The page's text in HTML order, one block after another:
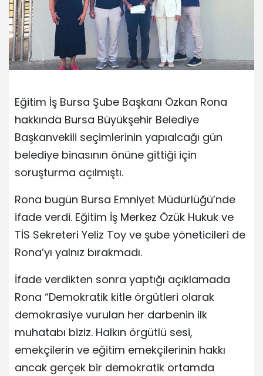
Eğitim İş Bursa Şube Başkanı Özkan Rona
hakkında Bursa Büyükşehir Belediye
Başkanvekili seçimlerinin yapıalcağı gün
belediye binasının önüne gittiği için
soruşturma açılmıştı.
Rona bugün Bursa Emniyet Müdürlüğü’nde
ifade verdi. Eğitim İş Merkez Özük Hukuk ve
TİS Sekreteri Yeliz Toy ve şube yöneticileri de
Rona’yı yalnız bırakmadı.
İfade verdikten sonra yaptığı açıklamada
Rona “Demokratik kitle örgütleri olarak
demokrasiye vurulan her darbenin ilk
muhatabı biziz. Halkın örgütlü sesi,
emekçilerin ve eğitim emekçilerinin hakkı
ancak gerçek bir demokratik ortamda